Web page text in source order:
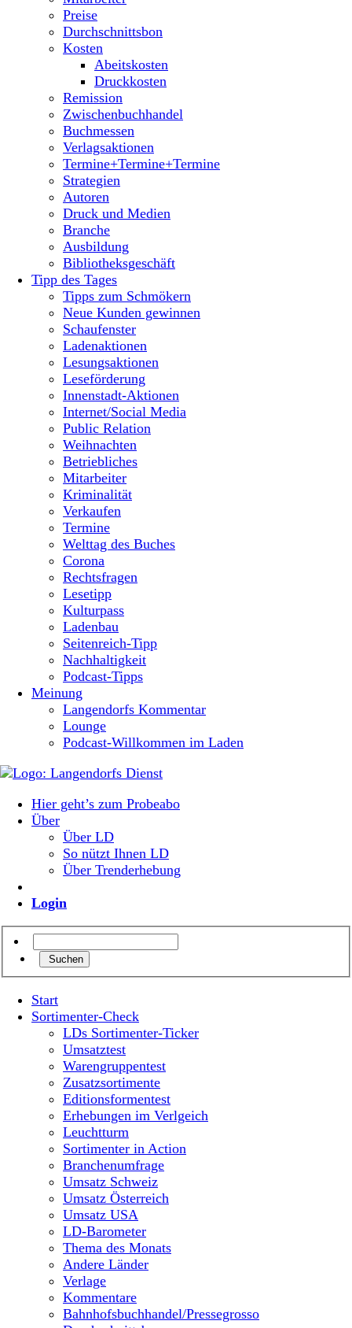
Preise
Durchschnittsbon
Kosten
Abeitskosten
Druckkosten
Remission
Zwischenbuchhandel
Buchmessen
Verlagsaktionen
Termine+Termine+Termine
Strategien
Autoren
Druck und Medien
Branche
Ausbildung
Bibliotheksgeschäft
Tipp des Tages
Tipps zum Schmökern
Neue Kunden gewinnen
Schaufenster
Ladenaktionen
Lesungsaktionen
Leseförderung
Innenstadt-Aktionen
Internet/Social Media
Public Relation
Weihnachten
Betriebliches
Mitarbeiter
Kriminalität
Verkaufen
Termine
Welttag des Buches
Corona
Rechtsfragen
Lesetipp
Kulturpass
Ladenbau
Seitenreich-Tipp
Nachhaltigkeit
Podcast-Tipps
Meinung
Langendorfs Kommentar
Lounge
Podcast-Willkommen im Laden
Hier geht’s zum Probeabo
Über
Über LD
So nützt Ihnen LD
Über Trenderhebung
Login
Suchen
Start
Sortimenter-Check
LDs Sortimenter-Ticker
Umsatztest
Warengruppentest
Zusatzsortimente
Editionsformentest
Erhebungen im Verlgeich
Leuchtturm
Sortimenter in Action
Branchenumfrage
Umsatz Schweiz
Umsatz Österreich
Umsatz USA
LD-Barometer
Thema des Monats
Andere Länder
Verlage
Kommentare
Bahnhofsbuchhandel/Pressegrosso